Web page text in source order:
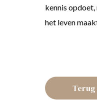
kennis
het leven